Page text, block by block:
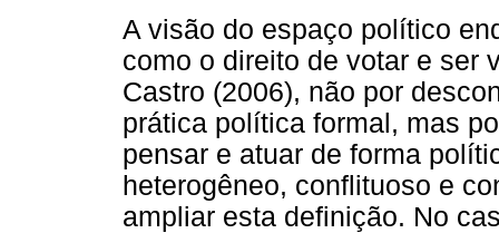
A visão do espaço político
como o direito de votar e ser
Castro (2006), não por
prática política formal, mas
pensar e atuar de forma
heterogêneo, conflituoso e
ampliar esta definição. No